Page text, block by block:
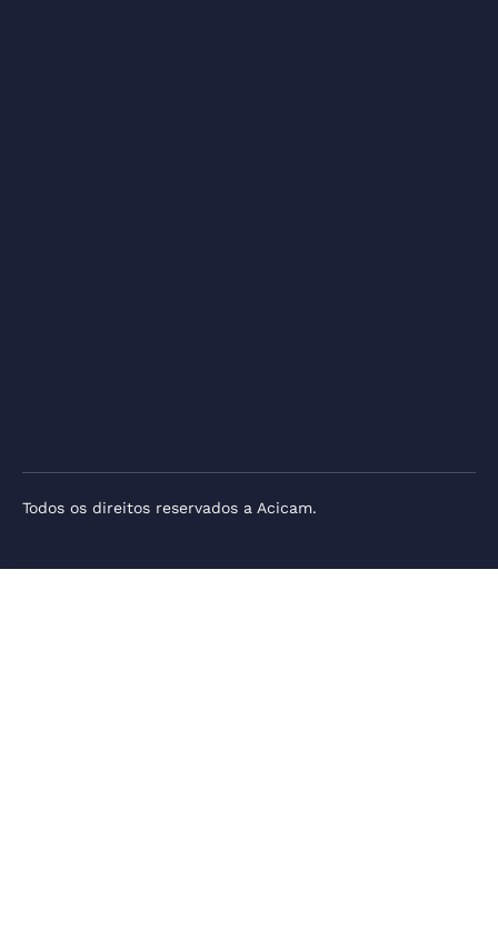
Todos os direitos reservados a Acicam.